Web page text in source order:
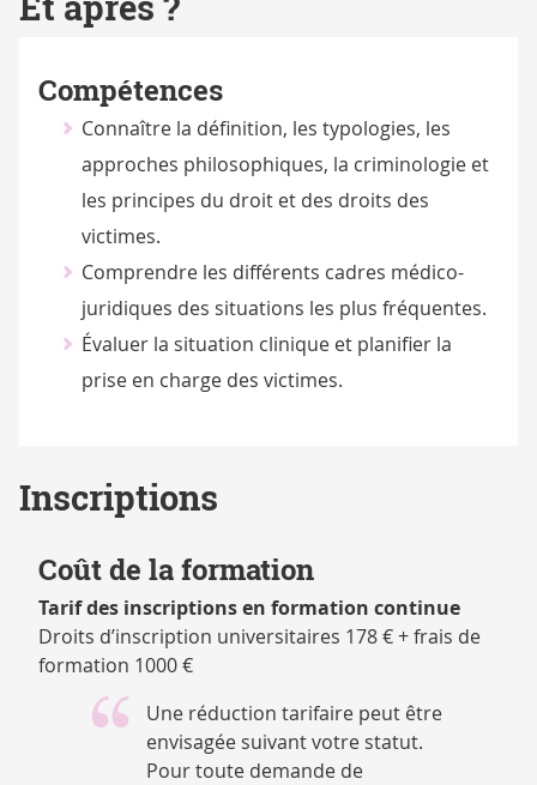
Compétences
Connaître la définition, les typologies, les
approches philosophiques, la criminologie et
les principes du droit et des droits des
victimes.
Comprendre les différents cadres médico-
juridiques des situations les plus fréquentes.
Évaluer la situation clinique et planifier la
prise en charge des victimes.
Inscriptions
Coût de la formation
Tarif des inscriptions en formation continue
Droits d’inscription universitaires 178 € + frais de
formation 1000 €
Une réduction tarifaire peut être
envisagée suivant votre statut.
Pour toute demande de